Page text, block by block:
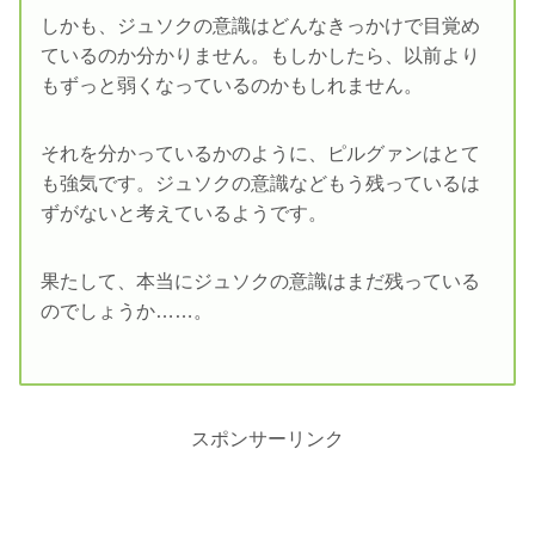
しかも、ジュソクの意識はどんなきっかけで目覚め
ているのか分かりません。もしかしたら、以前より
もずっと弱くなっているのかもしれません。
それを分かっているかのように、ピルグァンはとて
も強気です。ジュソクの意識などもう残っているは
ずがないと考えているようです。
果たして、本当にジュソクの意識はまだ残っている
のでしょうか……。
スポンサーリンク